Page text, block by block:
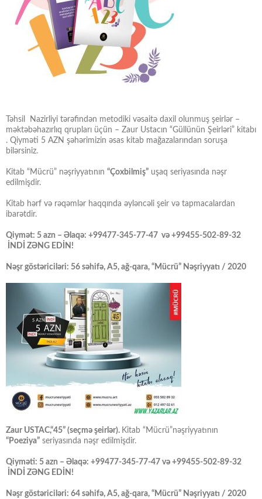
Təhsil Nazirliyi tərəfindən metodiki vəsaitə daxil olunmuş şeirlər –
məktəbəhazırlıq qrupları üçün – Zaur Ustacın “Güllünün Şeirləri” kitabı
. Qiyməti 5 AZN şəhərimizin əsas kitab mağazalarından soruşa
bilərsiniz.
Kitab “Mücrü” nəşriyyatının “Çoxbilmiş” uşaq seriyasında nəşr
edilmişdir.
Kitab hərf və rəqəmlər haqqında əyləncəli şeir və tapmacalardan
ibarətdir.
Qiymət: 5 azn – Əlaqə: +99477-345-77-47 və +99455-502-89-32
İNDİ ZƏNG EDİN!
Nəşr göstəriciləri: 56 səhifə, A5, ağ-qara, “Mücrü” Nəşriyyatı / 2020
Zaur USTAC,“45” (seçmə şeirlər). Kitab “Mücrü”nəşriyyatının
“Poeziya” seriyasında nəşr edilmişdir.
Qiyməti: 5 azn – Əlaqə: +99477-345-77-47 və +99455-502-89-32
İNDİ ZƏNG EDİN!
Nəşr göstəriciləri: 64 səhifə, A5, ağ-qara, “Mücrü” Nəşriyyatı / 2020